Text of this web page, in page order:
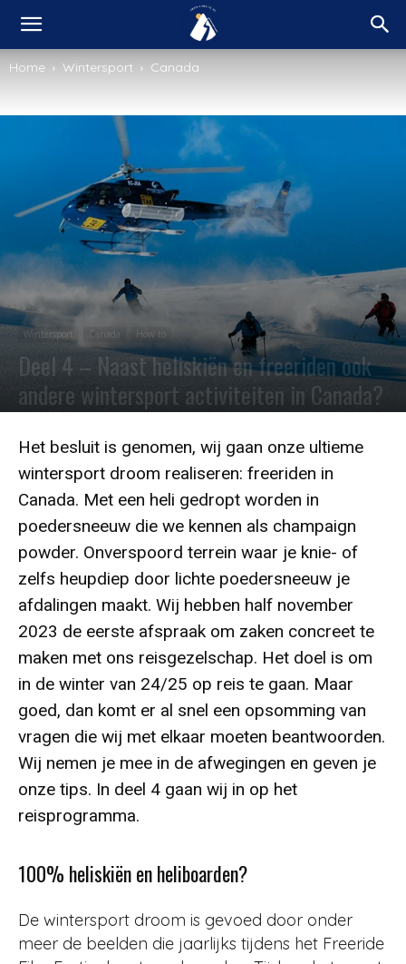
Home Wintersport Canada
Wintersport Canada How to
Deel 4 – Naast heliskiën en freeriden ook
andere wintersport activiteiten in Canada?
Het besluit is genomen, wij gaan onze ultieme
wintersport droom realiseren: freeriden in
Canada. Met een heli gedropt worden in
poedersneeuw die we kennen als champaign
powder. Onverspoord terrein waar je knie- of
zelfs heupdiep door lichte poedersneeuw je
afdalingen maakt. Wij hebben half november
2023 de eerste afspraak om zaken concreet te
maken met ons reisgezelschap. Het doel is om
in de winter van 24/25 op reis te gaan. Maar
goed, dan komt er al snel een opsomming van
vragen die wij met elkaar moeten beantwoorden.
Wij nemen je mee in de afwegingen en geven je
onze tips. In deel 4 gaan wij in op het
reisprogramma.
100% heliskiën en heliboarden?
De wintersport droom is gevoed door onder
meer de beelden die jaarlijks tijdens het Freeride